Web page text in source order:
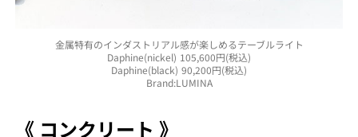
金属特有のインダストリアル感が楽しめるテーブルライト
Daphine(nickel) 105,600円(税込)
Daphine(black) 90,200円(税込)
Brand:LUMINA
《 コンクリート 》